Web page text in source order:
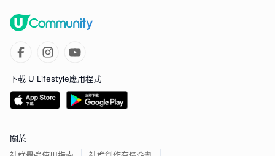
下載 U Lifestyle應用程式
關於